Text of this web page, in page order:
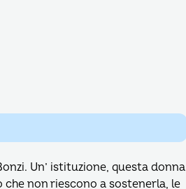
Un’ istituzione, questa donna
non riescono a sostenerla, le